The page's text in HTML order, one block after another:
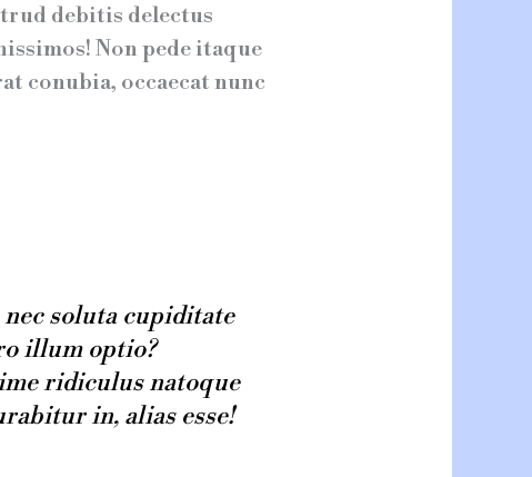
debitis delectus
Non pede itaque
conubia, occaecat nunc
soluta cupiditate
illum optio?
ridiculus natoque
in, alias esse!